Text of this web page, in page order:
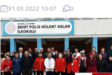
çerçevesinde Iğdır Şehit Öğretmen
Şevki Akgün ...
31.03.2022 10:07 0